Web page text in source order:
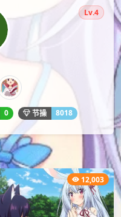
Lv.4
0 节操 8018
12,003